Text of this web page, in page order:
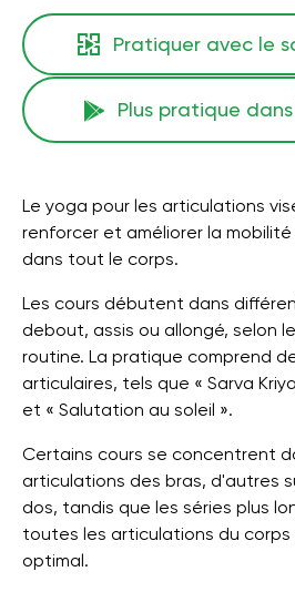
Pratiquer avec le
Plus pratique
Le yoga pour les articulations
renforcer et améliorer la
dans tout le corps.
Les cours débutent dans
debout, assis ou allongé, selon
routine. La pratique comprend
articulaires, tels que « Sarva
et « Salutation au soleil ».
Certains cours se concentrent
articulations des bras, d'autres
dos, tandis que les séries plus
toutes les articulations du
optimal.